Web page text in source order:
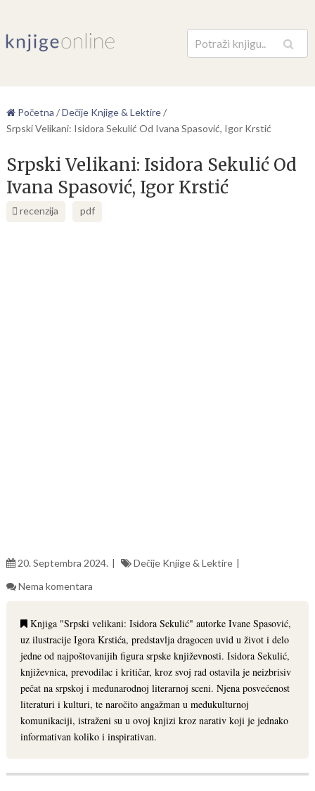
Pretraga
Početna /Dečije Knjige & Lektire/
Srpski Velikani: Isidora Sekulić Od Ivana Spasović, Igor Krstić
Srpski Velikani: Isidora Sekulić Od
Ivana Spasović, Igor Krstić
recenzija pdf
20. Septembra 2024.
Dečije Knjige & Lektire
Nema komentara
Knjiga "Srpski velikani: Isidora Sekulić" autorke Ivane Spasović,
uz ilustracije Igora Krstića, predstavlja dragocen uvid u život i delo
jedne od najpoštovanijih figura srpske književnosti. Isidora Sekulić,
književnica, prevodilac i kritičar, kroz svoj rad ostavila je neizbrisiv
pečat na srpskoj i međunarodnoj literarnoj sceni. Njena posvećenost
literaturi i kulturi, te naročito angažman u međukulturnoj
komunikaciji, istraženi su u ovoj knjizi kroz narativ koji je jednako
informativan koliko i inspirativan.